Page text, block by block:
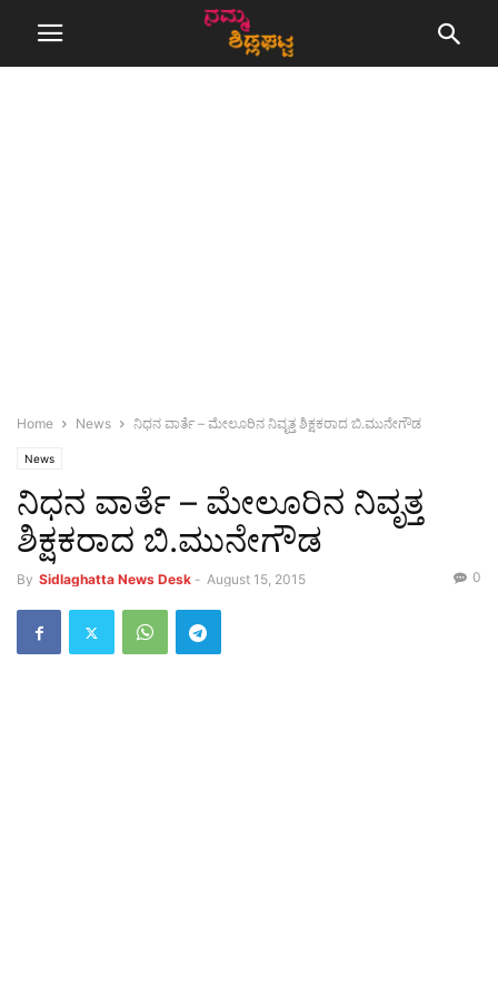
Home News ನಿಧನ ವಾರ್ತೆ – ಮೇಲೂರಿನ ನಿವೃತ್ತ ಶಿಕ್ಷಕರಾದ ಬಿ.ಮುನೇಗೌಡ
News
ನಿಧನ ವಾರ್ತೆ – ಮೇಲೂರಿನ ನಿವೃತ್ತ
ಶಿಕ್ಷಕರಾದ ಬಿ.ಮುನೇಗೌಡ
By Sidlaghatta News Desk - August 15, 2015 0